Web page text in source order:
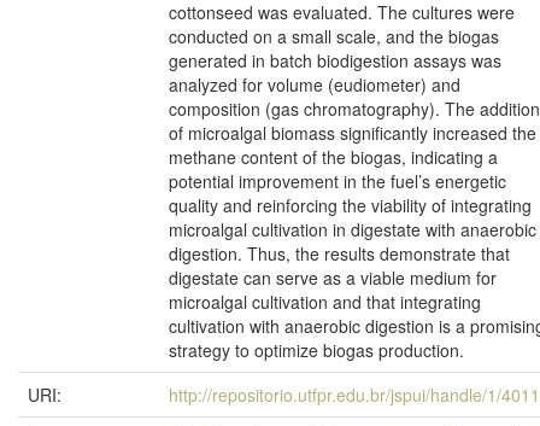
cottonseed was evaluated. The cultures were
conducted on a small scale, and the biogas
generated in batch biodigestion assays was
analyzed for volume (eudiometer) and
composition (gas chromatography). The addition
of microalgal biomass significantly increased the
methane content of the biogas, indicating a
potential improvement in the fuel’s energetic
quality and reinforcing the viability of integrating
microalgal cultivation in digestate with anaerobic
digestion. Thus, the results demonstrate that
digestate can serve as a viable medium for
microalgal cultivation and that integrating
cultivation with anaerobic digestion is a
strategy to optimize biogas production.
URI:
http://repositorio.utfpr.edu.br/jspui/handle/1/